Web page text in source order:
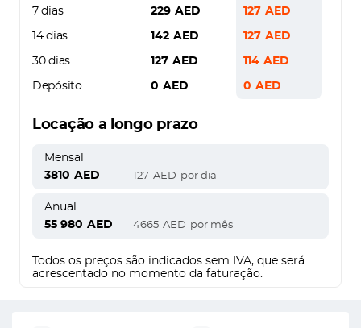
7 dias 229 AED 127 AED
14 dias 142 AED 127 AED
30 dias 127 AED 114 AED
Depósito 0 AED 0 AED
Locação a longo prazo
Mensal
3810 AED 127 AED por dia
Anual
55 980 AED 4665 AED por mês
Todos os preços são indicados sem IVA, que será
acrescentado no momento da faturação.